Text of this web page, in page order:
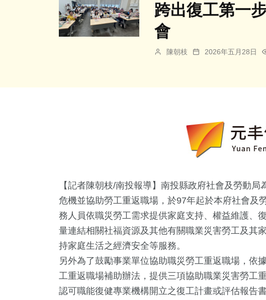
跨出復工第一
會
陳朝枝 2026年五月28日
【記者陳朝枝/南投報導】南投縣政府社會及勞動
危機並協助勞工重返職場，於97年起於本府社會及
務人員依職災勞工需求提供家庭支持、權益維護、
量連結相關社福資源及其他有關職業災害勞工及其
持家庭生活之經濟安全等服務。
另外為了鼓勵事業單位協助職災勞工重返職場，依
工重返職場補助辦法，提供三項協助職業災害勞工
認可職能復健專業機構開立之復工計畫或評估報告